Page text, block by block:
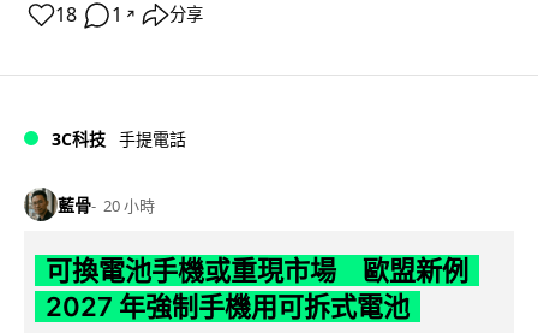
18 1 ↗ 分享
3C科技 手提電話
藍骨 20 小時
可換電池手機或重現市場 歐盟新例
2027 年強制手機用可拆式電池